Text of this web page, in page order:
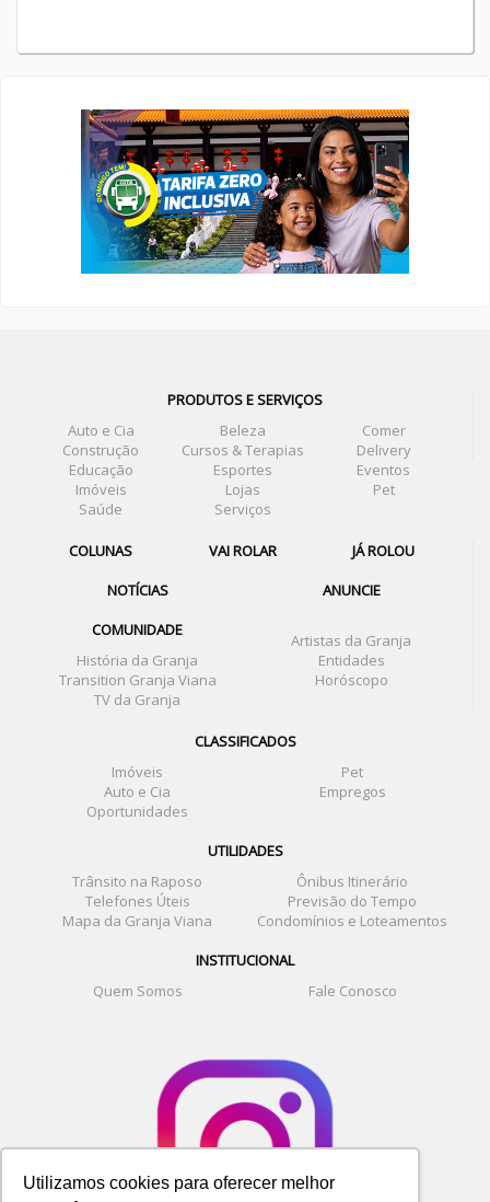
Utilizamos cookies para oferecer melhor
PRODUTOS E SERVIÇOS
Auto e Cia
Beleza
Comer
Construção
Cursos & Terapias
Delivery
Educação
Esportes
Eventos
Imóveis
Lojas
Pet
Saúde
Serviços
COLUNAS VAI ROLAR
JÁ ROLOU
NOTÍCIAS
ANUNCIE
COMUNIDADE
Artistas da Granja
História da Granja
Entidades
Transition Granja Viana
Horóscopo
TV da Granja
CLASSIFICADOS
Imóveis
Pet
Auto e Cia
Empregos
Oportunidades
UTILIDADES
Trânsito na Raposo
Ônibus Itinerário
Telefones Úteis
Previsão do Tempo
Mapa da Granja Viana
Condomínios e Loteamentos
INSTITUCIONAL
Quem Somos
Fale Conosco